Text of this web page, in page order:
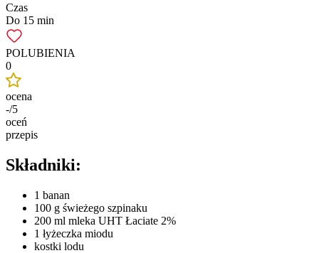
Czas
Do 15 min
POLUBIENIA
0
ocena
-/5
oceń
przepis
Składniki:
1 banan
100 g świeżego szpinaku
200 ml mleka UHT Łaciate 2%
1 łyżeczka miodu
kostki lodu